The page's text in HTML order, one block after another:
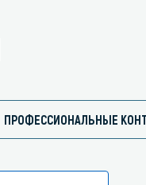
ПРОФЕССИОНАЛЬНЫЕ